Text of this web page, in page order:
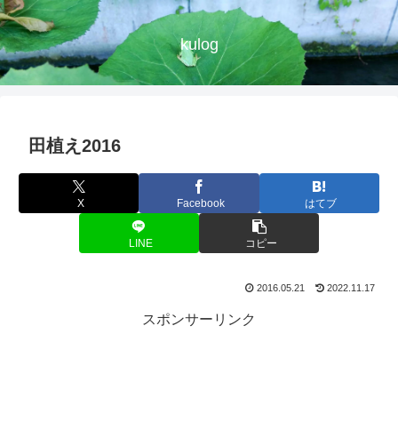
kulog
田植え2016
X Facebook はてブ
LINE コピー
2016.05.21 2022.11.17
スポンサーリンク